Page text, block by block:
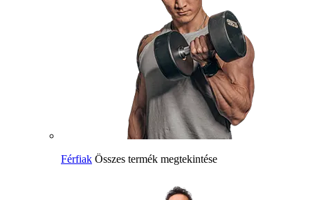
Férfiak Összes termék megtekintése